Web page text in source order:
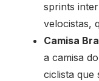
sprints
velocistas,
Camisa
a camisa
ciclista que